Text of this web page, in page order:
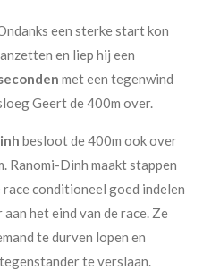
een sterke start kon
en liep hij een
met een tegenwind
Geert de 400m over.
besloot de 400m ook over
Ranomi-Dinh maakt stappen
conditioneel goed indelen
het eind van de race. Ze
te durven lopen en
te verslaan.